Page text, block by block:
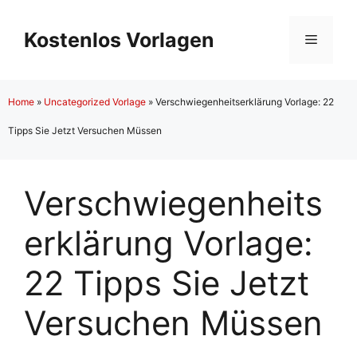
Inhalt
springen
Kostenlos Vorlagen Menü
Home » Uncategorized Vorlage » Verschwiegenheitserklärung Vorlage: 22
Tipps Sie Jetzt Versuchen Müssen
Verschwiegenheits
erklärung Vorlage:
22 Tipps Sie Jetzt
Versuchen Müssen